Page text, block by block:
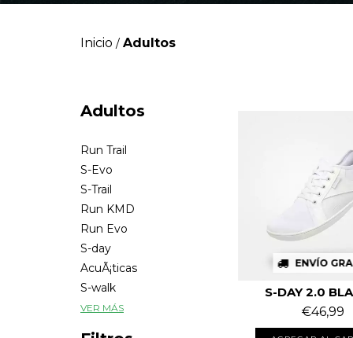
Inicio / Adultos
Adultos
Run Trail
S-Evo
S-Trail
Run KMD
Run Evo
S-day
AcuÃ¡ticas
S-walk
VER MÁS
ENVÍO
S-DAY 2.0
€46,99